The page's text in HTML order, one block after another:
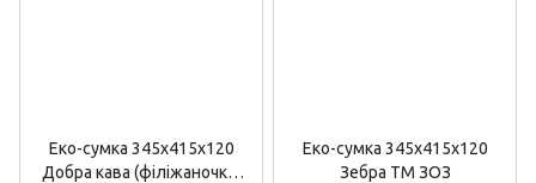
Еко-сумка 345х415х120
Добра кава (філіжаночки)
Еко-сумка 345х415х120
Зебра ТМ ЗОЗ